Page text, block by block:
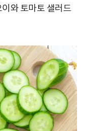
와 토마토 샐러드